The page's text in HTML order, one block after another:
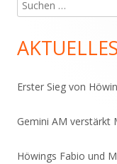
Haupt-
Seitenleiste
nach:
AKTUELLES
Erster Sieg von
Gemini AM verstärkt
Höwings Fabio und